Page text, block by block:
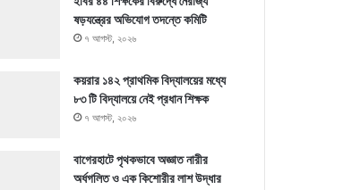
ষড়যন্ত্রের অভিযোগ তদন্তে কমিটি
৭ আগস্ট, ২০২৬
কয়রার ১৪২ প্রাথমিক বিদ্যালয়ের মধ্যে
৮৩ টি বিদ্যালয়ে নেই প্রধান শিক্ষক
৭ আগস্ট, ২০২৬
বাগেরহাটে পৃথকভাবে অজ্ঞাত নারীর
অর্ধগলিত ও এক কিশোরীর লাশ উদ্ধার